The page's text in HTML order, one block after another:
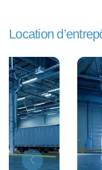
Location